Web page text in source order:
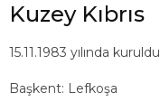
Kuzey Kıbrıs
15.11.1983 yılında kuruldu
Başkent: Lefkoşa